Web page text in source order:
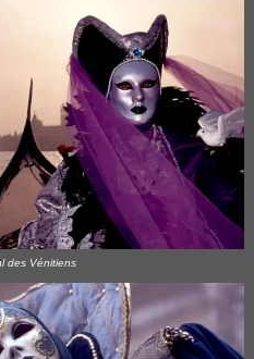
des Vénitiens